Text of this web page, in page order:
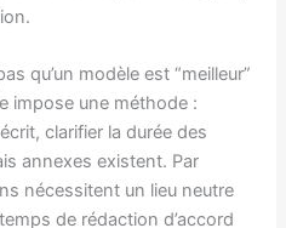
qu’un modèle est “meilleur”
impose une méthode :
clarifier la durée des
annexes existent. Par
nécessitent un lieu neutre
de rédaction d’accord